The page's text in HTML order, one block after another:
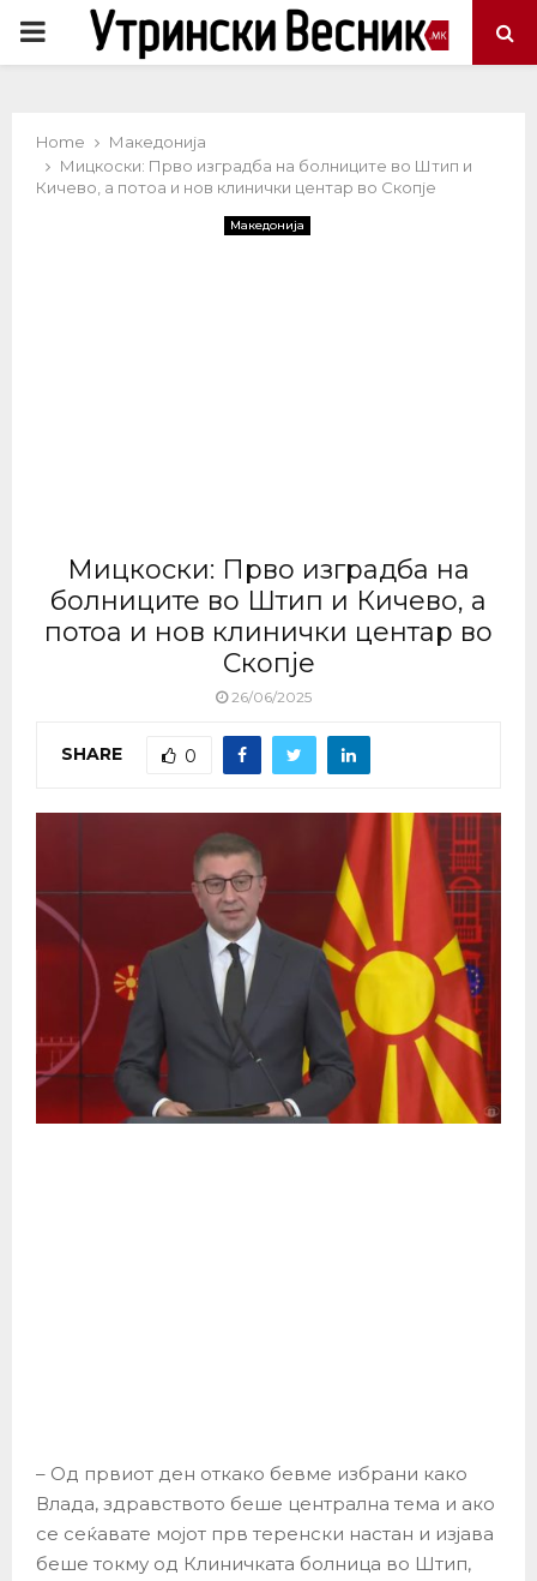
PRIMARY
Home
Македонија
Мицкоски: Прво изградба на болниците во Штип и
Кичево, а потоа и нов клинички центар во Скопје
Македонија
Мицкоски: Прво изградба на
болниците во Штип и Кичево, а
потоа и нов клинички центар во
Скопје
26/06/2025
SHARE 0
– Од првиот ден откако бевме избрани како
Влада, здравството беше централна тема и ако
се сеќавате мојот прв теренски настан и изјава
беше токму од Клиничката болница во Штип,